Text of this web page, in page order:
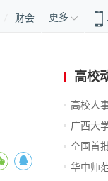
财会 更多
高校
高校人
广西大
全国首
大学
华中师